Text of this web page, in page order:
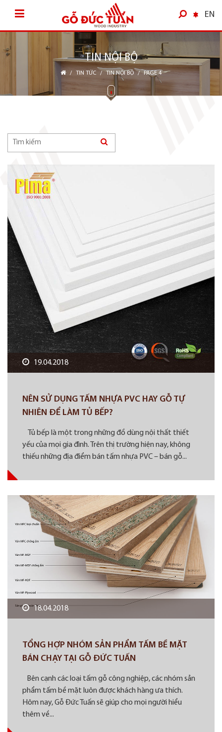
EN
TIN NỘI BỘ
/ TIN TỨC / TIN NỘI BỘ / PAGE 4
19.04.2018
NÊN SỬ DỤNG TẤM NHỰA PVC HAY GỖ TỰ
NHIÊN ĐỂ LÀM TỦ BẾP?
Tủ bếp là một trong những đồ dùng nội thất thiết
yếu của mọi gia đình. Trên thị trường hiện nay, không
thiếu những địa điểm bán tấm nhựa PVC – bán gỗ...
18.04.2018
TỔNG HỢP NHÓM SẢN PHẨM TẤM BỀ MẶT
BÁN CHẠY TẠI GỖ ĐỨC TUẤN
Bên cạnh các loại tấm gỗ công nghiệp, các nhóm sản
phẩm tấm bề mặt luôn được khách hàng ưa thích.
Hôm nay, Gỗ Đức Tuấn sẽ giúp cho mọi người hiểu
thêm về...